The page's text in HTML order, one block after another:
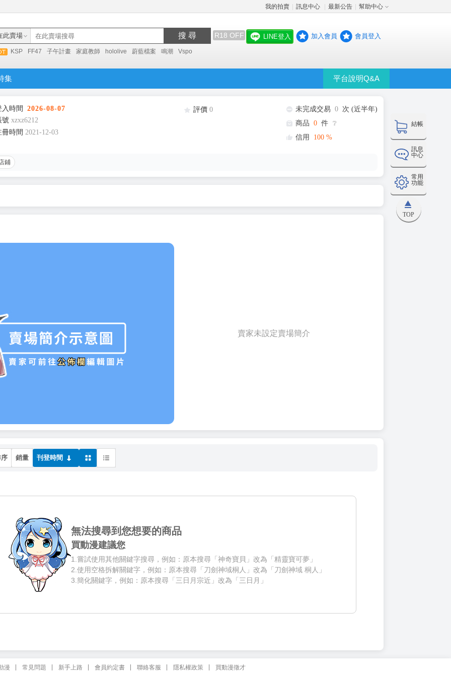
我的拍賣 訊息中心 最新公告 幫助中心
此賣場 搜 尋 R18 OFF
KSP FF47 子午計畫 家庭教師 hololive 蔚藍檔案 鳴潮 Vspo
LINE登入 加入會員 會員登入
集 平台說明Q&A
結帳
訊息
中心
常用
功能
TOP
時間
2026-08-07
號 xzxz6212
時間 2021-12-03
評價 0 未完成交易 0 次 (近半年)
商品 0 件 ❔
信用
100 %
鋪
賣家未設定賣場簡介
銷量 刊登時間
無法搜尋到您想要的商品
買動漫建議您
1.嘗試使用其他關鍵字搜尋，例如：原本搜尋「神奇寶貝」改為「精靈寶可夢」
2.使用空格拆解關鍵字，例如：原本搜尋「刀劍神域桐人」改為「刀劍神域 桐人」
3.簡化關鍵字，例如：原本搜尋「三日月宗近」改為「三日月」
漫 常見問題 新手上路 會員約定書 聯絡客服 隱私權政策 買動漫徵才